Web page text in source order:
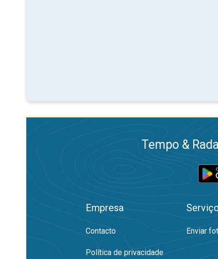
Tempo &
Empresa
Contacto
Política de privacidade
Enviar